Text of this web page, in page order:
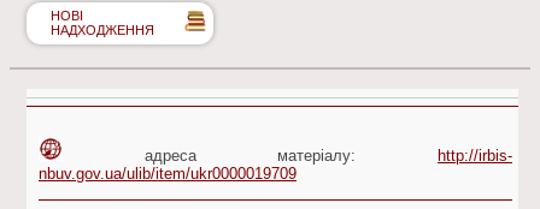
НОВІ
НАДХОДЖЕННЯ
адреса матеріалу:
http://irbis-
nbuv.gov.ua/ulib/item/ukr0000019709